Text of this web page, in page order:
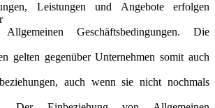
Leistungen und Angebote erfolgen
Geschäftsbedingungen. Die
gelten gegenüber Unternehmen somit auch
auch wenn sie nicht nochmals